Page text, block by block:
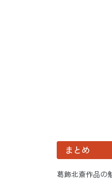
まとめ
葛飾北斎作品の